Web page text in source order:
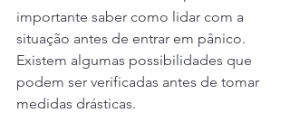
importante saber como lidar com a
situação antes de entrar em pânico.
Existem algumas possibilidades que
podem ser verificadas antes de tomar
medidas drásticas.